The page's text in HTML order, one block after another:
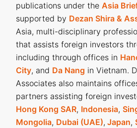
publications under the Asia
supported by Dezan Shira &
Asia, multi-disciplinary
that assists foreign investors
including through offices in
City, and Da Nang in Vietnam.
Associates also maintains
partners assisting foreign
Hong Kong SAR, Indonesia,
Mongolia, Dubai (UAE), Japan,